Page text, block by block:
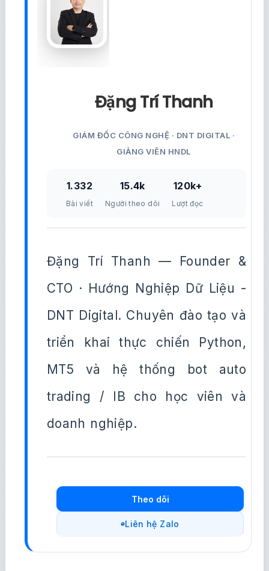
Đặng Trí Thanh
GIÁM ĐỐC CÔNG NGHỆ · DNT DIGITAL ·
GIẢNG VIÊN HNDL
1.332
Bài viết
15.4k
Người theo dõi
120k+
Lượt đọc
Đặng Trí Thanh — Founder &
CTO · Hướng Nghiệp Dữ Liệu -
DNT Digital. Chuyên đào tạo và
triển khai thực chiến Python,
MT5 và hệ thống bot auto
trading / IB cho học viên và
doanh nghiệp.
Theo dõi
Liên hệ Zalo